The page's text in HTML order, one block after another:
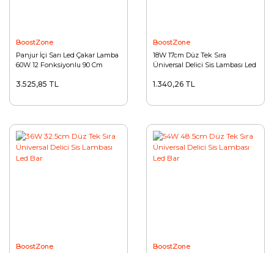
BoostZone
Panjur İçi Sarı Led Çakar Lamba
60W 12 Fonksiyonlu 90 Cm
3.525,85 TL
BoostZone
18W 17cm Düz Tek Sıra
Üniversal Delici Sis Lambası Led
1.340,26 TL
BoostZone
BoostZone